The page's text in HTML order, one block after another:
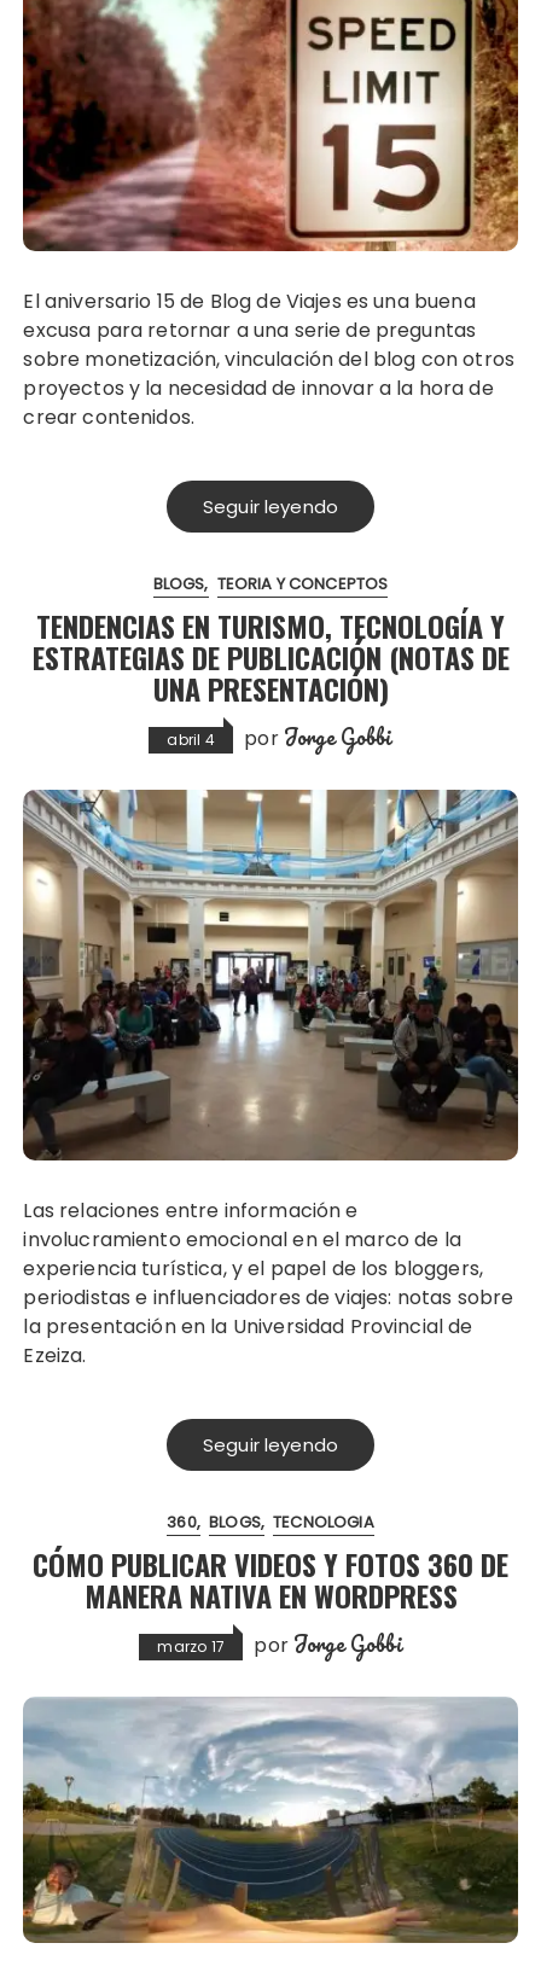
El aniversario 15 de Blog de Viajes es una buena
excusa para retornar a una serie de preguntas
sobre monetización, vinculación del blog con otros
proyectos y la necesidad de innovar a la hora de
crear contenidos.
Seguir leyendo
BLOGS TEORIA Y CONCEPTOS
TENDENCIAS EN TURISMO, TECNOLOGÍA Y
ESTRATEGIAS DE PUBLICACIÓN (NOTAS DE
UNA PRESENTACIÓN)
abril 4 por Jorge Gobbi
Las relaciones entre información e
involucramiento emocional en el marco de la
experiencia turística, y el papel de los bloggers,
periodistas e influenciadores de viajes: notas sobre
la presentación en la Universidad Provincial de
Ezeiza.
Seguir leyendo
360 BLOGS TECNOLOGIA
CÓMO PUBLICAR VIDEOS Y FOTOS 360 DE
MANERA NATIVA EN WORDPRESS
marzo 17 por Jorge Gobbi